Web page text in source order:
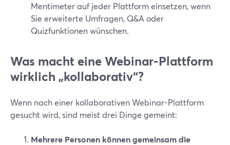
Mentimeter auf jeder Plattform einsetzen, wenn
Sie erweiterte Umfragen, Q&A oder
Quizfunktionen wünschen.
Was macht eine Webinar-Plattform
wirklich „kollaborativ“?
Wenn nach einer kollaborativen Webinar-Plattform
gesucht wird, sind meist drei Dinge gemeint:
Mehrere Personen können gemeinsam die